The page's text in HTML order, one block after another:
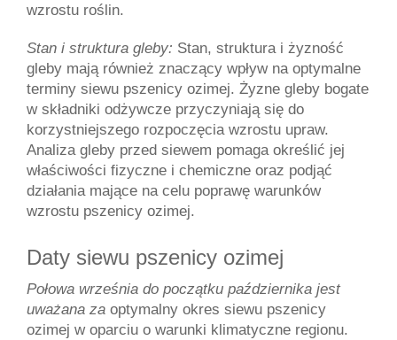
wzrostu roślin.
Stan i struktura gleby: Stan, struktura i żyzność
gleby mają również znaczący wpływ na optymalne
terminy siewu pszenicy ozimej. Żyzne gleby bogate
w składniki odżywcze przyczyniają się do
korzystniejszego rozpoczęcia wzrostu upraw.
Analiza gleby przed siewem pomaga określić jej
właściwości fizyczne i chemiczne oraz podjąć
działania mające na celu poprawę warunków
wzrostu pszenicy ozimej.
Daty siewu pszenicy ozimej
Połowa września do początku października jest
uważana za optymalny okres siewu pszenicy
ozimej w oparciu o warunki klimatyczne regionu.